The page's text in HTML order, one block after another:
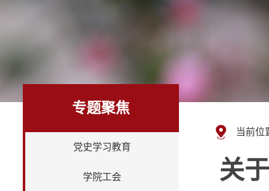
专题聚焦
党史学习教育
学院工会
当前位
关